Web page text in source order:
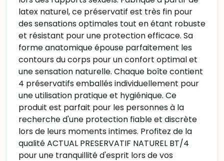
latex naturel, ce préservatif est très fin pour
des sensations optimales tout en étant robuste
et résistant pour une protection efficace. Sa
forme anatomique épouse parfaitement les
contours du corps pour un confort optimal et
une sensation naturelle. Chaque boîte contient
4 préservatifs emballés individuellement pour
une utilisation pratique et hygiénique. Ce
produit est parfait pour les personnes à la
recherche d'une protection fiable et discrète
lors de leurs moments intimes. Profitez de la
qualité ACTUAL PRESERVATIF NATUREL BT/4
pour une tranquillité d'esprit lors de vos